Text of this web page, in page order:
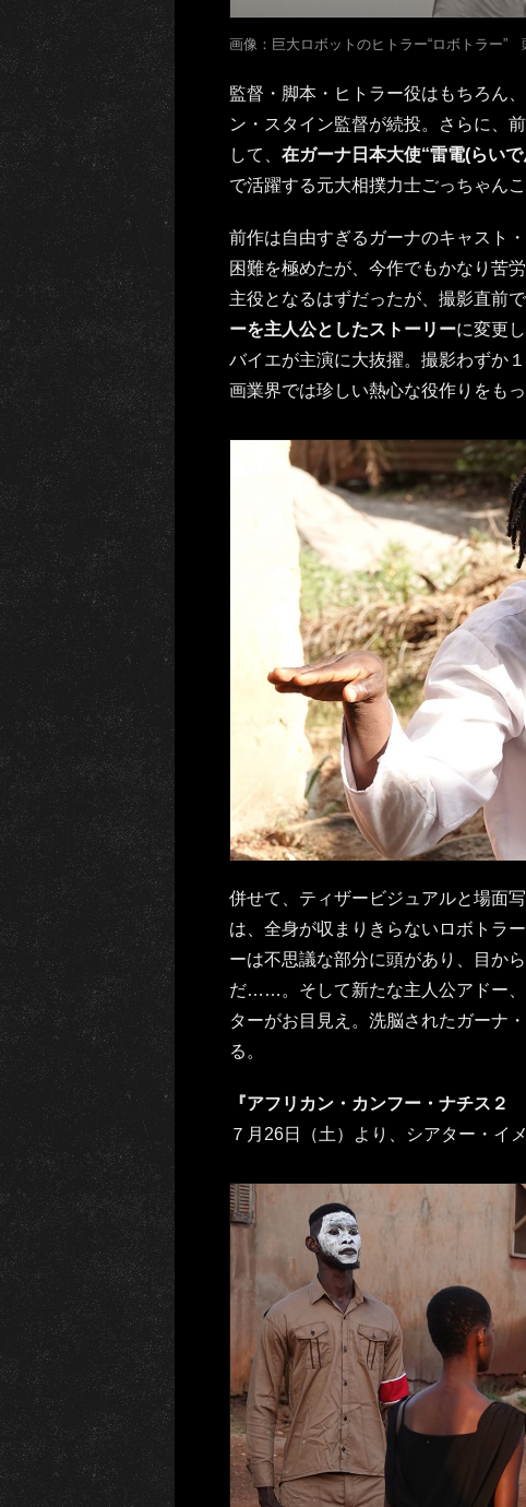
画像：巨大ロボットのヒトラー“ロボトラー
監督・脚本・ヒトラー役はもちろん
ン・スタイン監督が続投。さらに、
して、 在ガーナ日本大使“雷電(らいで
で活躍する元大相撲力士ごっちゃん
前作は自由すぎるガーナのキャスト
困難を極めたが、今作でもかなり苦
主役となるはずだったが、撮影直前
ーを主人公としたストーリーに変更
バイエが主演に大抜擢。撮影わずか
画業界では珍しい熱心な役作りをも
併せて、ティザービジュアルと場面
は、全身が収まりきらないロボトラ
ーは不思議な部分に頭があり、目か
だ……。そして新たな主人公アドー
ターがお目見え。洗脳されたガーナ
る。
『アフリカン・カンフー・ナチス２
７月26日（土）より、シアター・イ